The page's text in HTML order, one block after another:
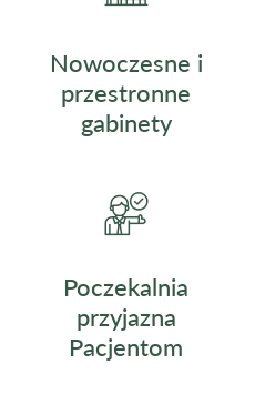
Nowoczesne i
przestronne
gabinety
Poczekalnia
przyjazna
Pacjentom